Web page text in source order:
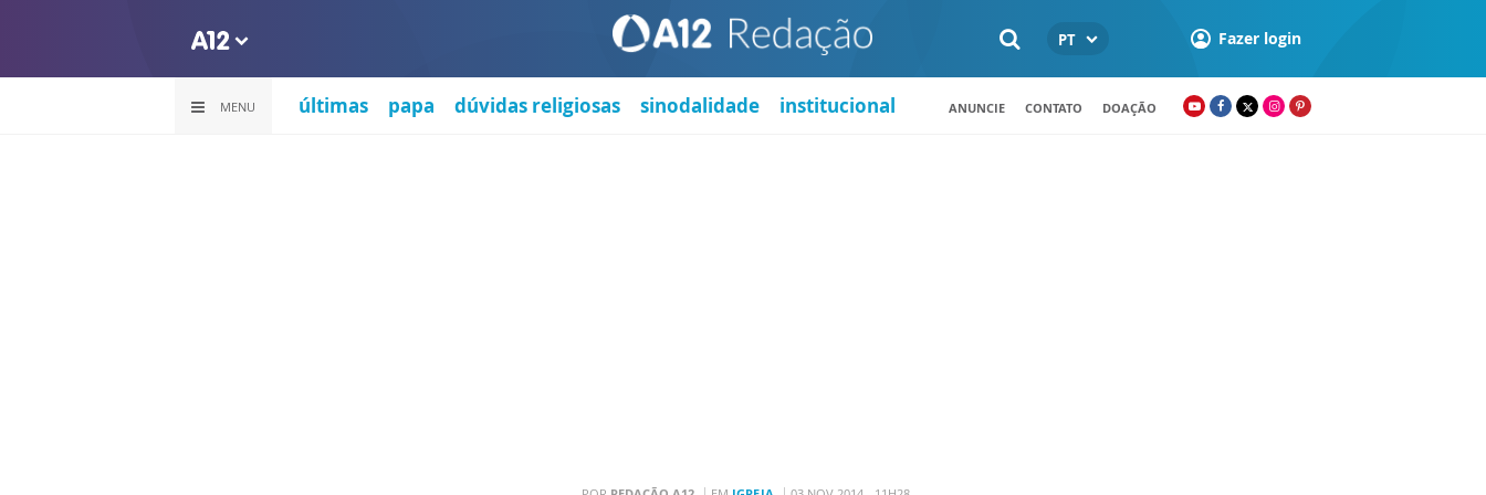
PT Fazer login
MENU últimas papa dúvidas religiosas sinodalidade institucional ANUNCIE CONTATO DOAÇÃO